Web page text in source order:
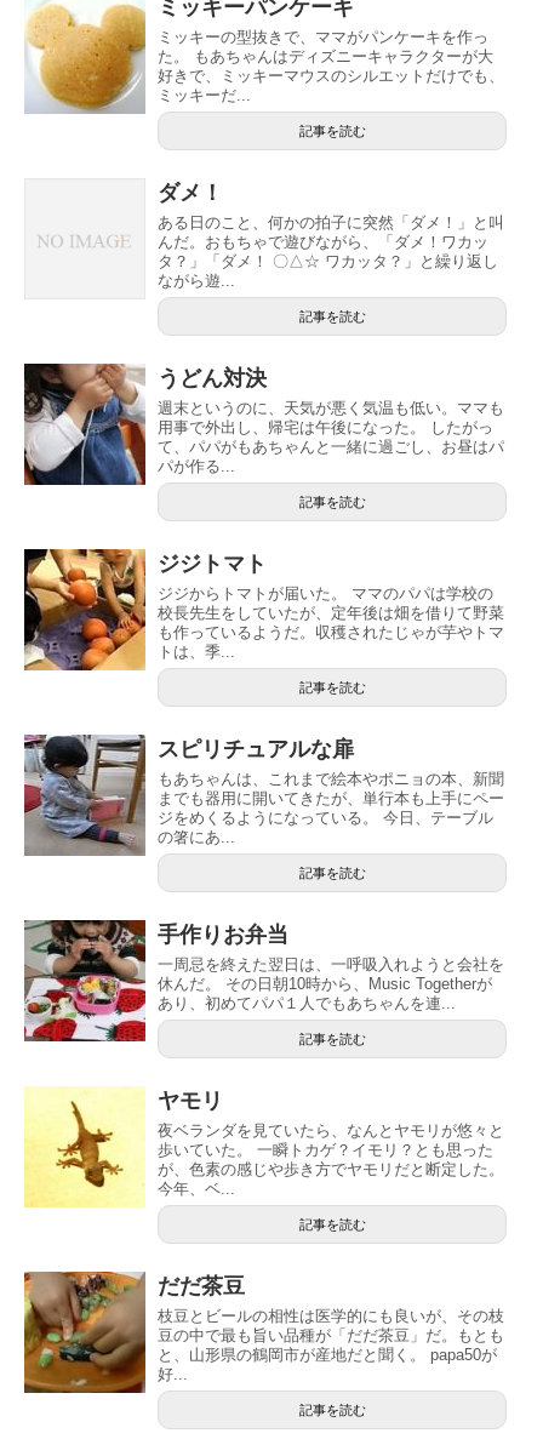
ミッキーパンケーキ
ミッキーの型抜きで、ママがパンケーキを作っ
た。 もあちゃんはディズニーキャラクターが大
好きで、ミッキーマウスのシルエットだけでも、
ミッキーだ...
記事を読む
ダメ！
ある日のこと、何かの拍子に突然「ダメ！」と叫
んだ。おもちゃで遊びながら、「ダメ！ワカッ
タ？」「ダメ！ 〇△☆ ワカッタ？」と繰り返し
ながら遊...
記事を読む
うどん対決
週末というのに、天気が悪く気温も低い。ママも
用事で外出し、帰宅は午後になった。 したがっ
て、パパがもあちゃんと一緒に過ごし、お昼はパ
パが作る...
記事を読む
ジジトマト
ジジからトマトが届いた。 ママのパパは学校の
校長先生をしていたが、定年後は畑を借りて野菜
も作っているようだ。収穫されたじゃが芋やトマ
トは、季...
記事を読む
スピリチュアルな扉
もあちゃんは、これまで絵本やポニョの本、新聞
までも器用に開いてきたが、単行本も上手にペー
ジをめくるようになっている。 今日、テーブル
の箸にあ...
記事を読む
手作りお弁当
一周忌を終えた翌日は、一呼吸入れようと会社を
休んだ。 その日朝10時から、Music Togetherが
あり、初めてパパ１人でもあちゃんを連...
記事を読む
ヤモリ
夜ベランダを見ていたら、なんとヤモリが悠々と
歩いていた。 一瞬トカゲ？イモリ？とも思った
が、色素の感じや歩き方でヤモリだと断定した。
今年、ベ...
記事を読む
だだ茶豆
枝豆とビールの相性は医学的にも良いが、その枝
豆の中で最も旨い品種が「だだ茶豆」だ。もとも
と、山形県の鶴岡市が産地だと聞く。 papa50が
好...
記事を読む